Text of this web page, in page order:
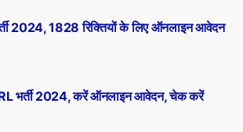
भर्ती 2024, करें ऑनलाइन आवेदन, चेक करें
2024, 1828 रिक्तियों के लिए ऑनलाइन आवेदन